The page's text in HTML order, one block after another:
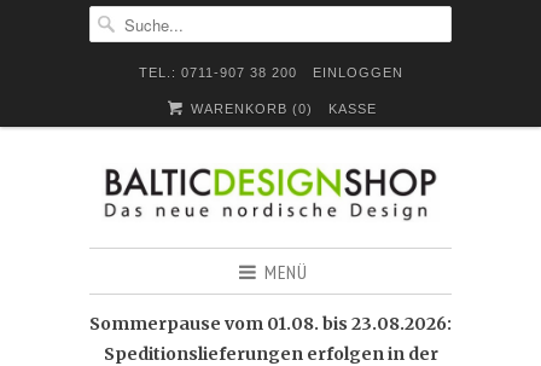
TEL.: 0711-907 38 200 EINLOGGEN
WARENKORB (0) KASSE
MENÜ
Sommerpause vom 01.08. bis 23.08.2026:
Speditionslieferungen erfolgen in der